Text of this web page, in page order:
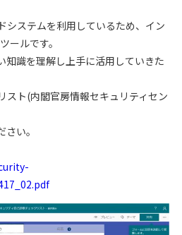
システムを利用しているため、イン
ールです。
知識を理解し上手に活用していきた
スト(内閣官房情報セキュリティセン
い。